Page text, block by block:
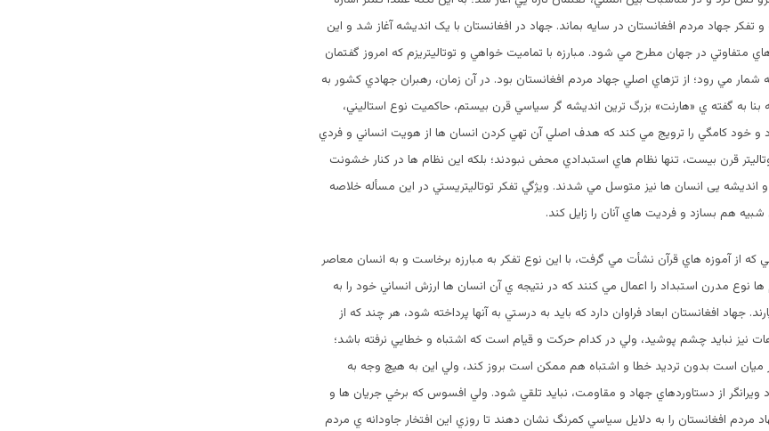
تفکر جهاد مردم افغانستان در سايه بماند. جهاد در افغانستان با يک انديشه آغاز شد و اين
متفاوتي در جهان مطرح مي شود. مبارزه با تماميت خواهي و توتالیتريزم كه امروز گفتمان
شمار مي رود؛ از تزهاي اصلي جهاد مردم افغانستان بود. در آن زمان، رهبران جهادي كشور به
بنا به گفته ي «هارنت» بزرگ ترين انديشه گر سياسي قرن بيستم، حاكميت نوع استاليني،
و خود كامگي را ترويج مي كند كه هدف اصلي آن تهي كردن انسان ها از هويت انساني و فردي
قرن بيست، تنها نظام هاي استبدادي محض نبودند؛ بلكه اين نظام ها در كنار خشونت
انديشه یی انسان ها نيز متوسل مي شدند. ويژگي تفكر توتالیتريستي در اين مسأله خلاصه
هم بسازد و فرديت هاي آنان را زايل كند.
كه از آموزه هاي قرآن نشأت مي گرفت، با اين نوع تفكر به مبارزه برخاست و به انسان معاصر
نوع مدرن استبداد را اعمال مي كنند كه در نتيجه ي آن انسان ها ارزش انساني خود را به
جهاد افغانستان ابعاد فراوان دارد كه بايد به درستي به آنها پرداخته شود، هر چند كه از
نيز نبايد چشم پوشيد، ولي در كدام حركت و قيام است كه اشتباه و خطايي نرفته باشد؛
ميان است بدون ترديد خطا و اشتباه هم ممكن است بروز كند، ولي اين به هيچ وجه به
ويرانگر از دستاوردهاي جهاد و مقاومت، نبايد تلقي شود. ولي افسوس كه برخي جريان ها و
مردم افغانستان را به دلايل سياسي كمرنگ نشان دهند تا روزي اين افتخار جاودانه ي مردم